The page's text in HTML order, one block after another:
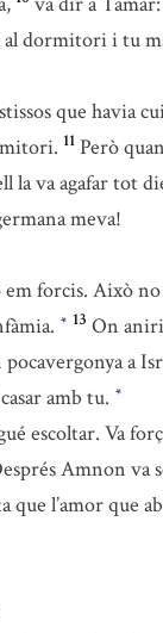
dormitori i tu
que havia
11 Però
la va agafar tot
meva!
forcis. Això no
* 13 On
a
amb tu. *
escoltar. Va
Amnon va
que l’amor que